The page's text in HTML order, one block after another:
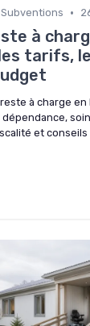
•
à
tarifs,
à charge en
et